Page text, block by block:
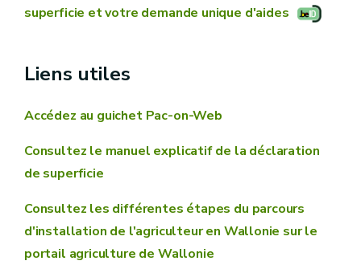
superficie et votre demande unique d'aides
Liens utiles
Accédez au guichet Pac-on-Web
Consultez le manuel explicatif de la déclaration
de superficie
Consultez les différentes étapes du parcours
d'installation de l'agriculteur en Wallonie sur le
portail agriculture de Wallonie